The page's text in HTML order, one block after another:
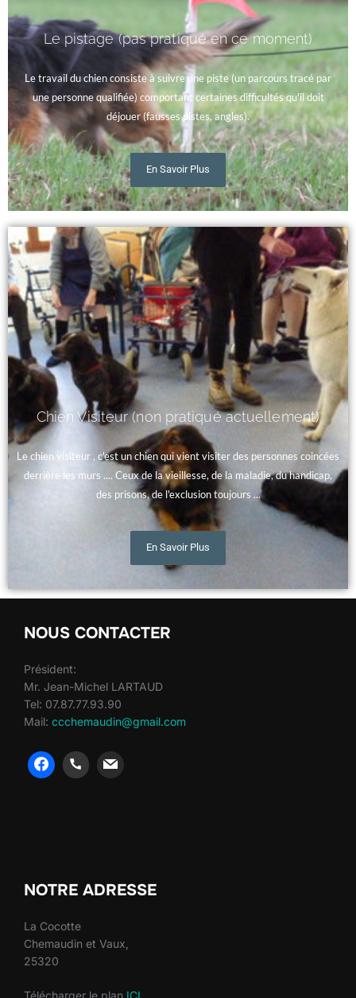
Le pistage (pas pratiqué en ce moment)
Le travail du chien consiste à suivre une piste (un parcours tracé par
une personne qualifiée) comportant certaines difficultés qu'il doit
déjouer (fausses pistes, angles).
En Savoir Plus
Chien Visiteur (non pratiqué actuellement)
Le chien visiteur , c'est un chien qui vient visiter des personnes coincées
derrière les murs .... Ceux de la vieillesse, de la maladie, du handicap,
des prisons, de l'exclusion toujours ...
En Savoir Plus
NOUS CONTACTER
Président:
Mr. Jean-Michel LARTAUD
Tel: 07.87.77.93.90
Mail: ccchemaudin@gmail.com
NOTRE ADRESSE
La Cocotte
Chemaudin et Vaux,
25320
Télécharger le plan ICI